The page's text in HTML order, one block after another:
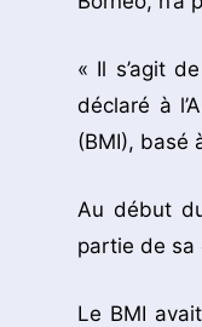
« Il s’agit
déclaré à
(BMI), basé
Au début
partie de sa
Le BMI